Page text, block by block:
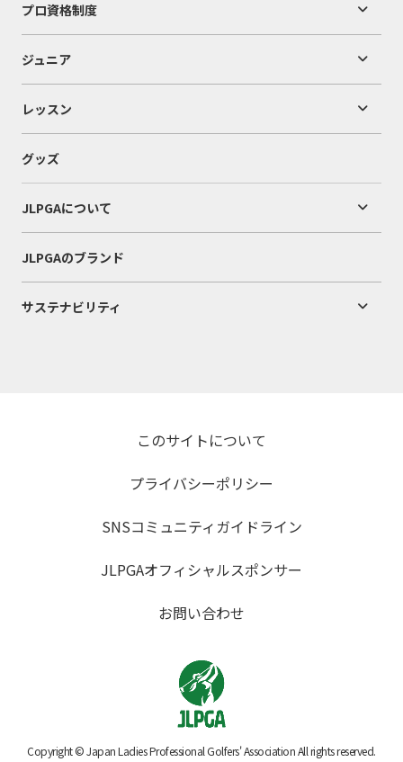
プロ資格制度
ジュニア
レッスン
グッズ
JLPGAについて
JLPGAのブランド
サステナビリティ
このサイトについて
プライバシーポリシー
SNSコミュニティガイドライン
JLPGAオフィシャルスポンサー
お問い合わせ
Copyright © Japan Ladies Professional Golfers' Association All rights reserved.